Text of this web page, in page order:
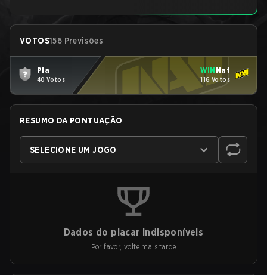
VOTOS156 Previsões
Pla
40 Votos
WIN Nat
116 Votos
RESUMO DA PONTUAÇÃO
SELECIONE UM JOGO
Dados do placar indisponíveis
Por favor, volte mais tarde